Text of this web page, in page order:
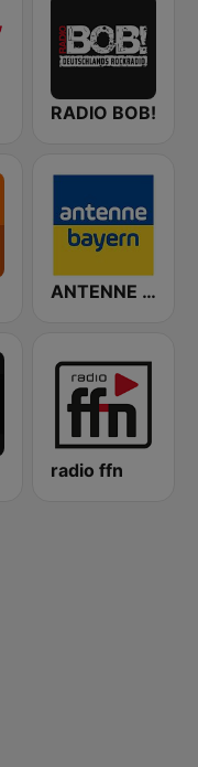
RADIO BOB!
ANTENNE BAYERN
radio ffn